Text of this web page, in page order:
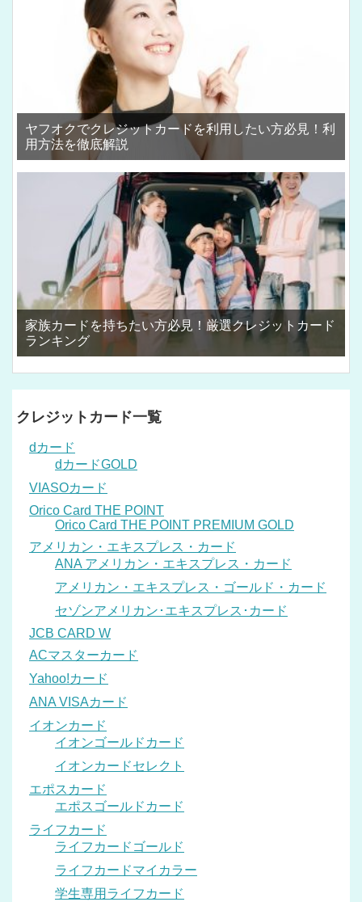
ヤフオクでクレジットカードを利用したい方必見！利
用方法を徹底解説
家族カードを持ちたい方必見！厳選クレジットカード
ランキング
クレジットカード一覧
dカード
dカードGOLD
VIASOカード
Orico Card THE POINT
Orico Card THE POINT PREMIUM GOLD
アメリカン・エキスプレス・カード
ANA アメリカン・エキスプレス・カード
アメリカン・エキスプレス・ゴールド・カード
セゾンアメリカン･エキスプレス･カード
JCB CARD W
ACマスターカード
Yahoo!カード
ANA VISAカード
イオンカード
イオンゴールドカード
イオンカードセレクト
エポスカード
エポスゴールドカード
ライフカード
ライフカードゴールド
ライフカードマイカラー
学生専用ライフカード